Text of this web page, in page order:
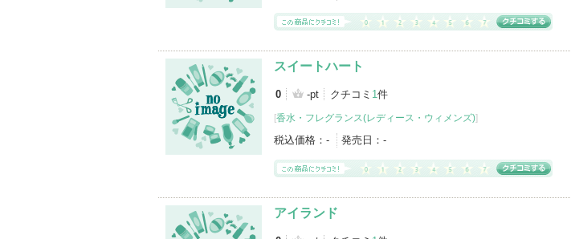
スイートハート
0 -pt クチコミ 1件
[香水・フレグランス(レディース・ウィメンズ)]
税込価格： - 発売日： -
アイランド